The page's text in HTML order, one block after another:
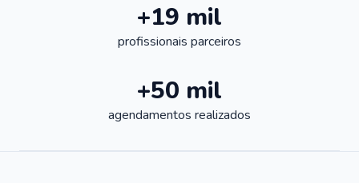
+19 mil
profissionais parceiros
+50 mil
agendamentos realizados